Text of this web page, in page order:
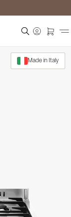
Made in Italy